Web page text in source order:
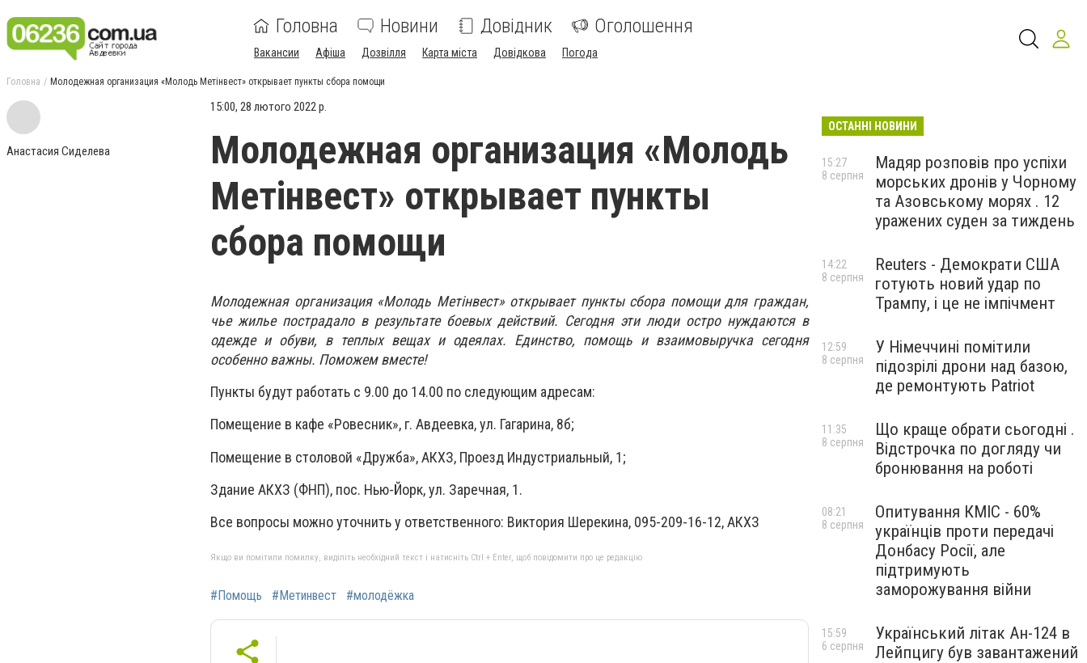
Головна Новини Довідник Оголошення
Вакансии Афіша Дозвілля Карта міста Довідкова Погода
Головна Молодежная организация «Молодь Метінвест» открывает пункты сбора помощи
Анастасия Сиделева
15:00, 28 лютого 2022 р.
Молодежная организация «Молодь
Метінвест» открывает пункты
сбора помощи
Молодежная организация «Молодь Метінвест» открывает пункты сбора помощи для граждан,
чье жилье пострадало в результате боевых действий. Сегодня эти люди остро нуждаются в
одежде и обуви, в теплых вещах и одеялах. Единство, помощь и взаимовыручка сегодня
особенно важны. Поможем вместе!
Пункты будут работать с 9.00 до 14.00 по следующим адресам:
Помещение в кафе «Ровесник», г. Авдеевка, ул. Гагарина, 8б;
Помещение в столовой «Дружба», АКХЗ, Проезд Индустриальный, 1;
Здание АКХЗ (ФНП), пос. Нью-Йорк, ул. Заречная, 1.
Все вопросы можно уточнить у ответственного: Виктория Шерекина, 095-209-16-12, АКХЗ
Якщо ви помітили помилку, виділіть необхідний текст і натисніть Ctrl + Enter, щоб повідомити про це редакцію
#Помощь #Метинвест #молодёжка
ОСТАННІ НОВИНИ
Мадяр розповів про успіхи
морських дронів у Чорному
та Азовському морях . 12
уражених суден за тиждень
15:27
8 серпня
Reuters - Демократи США
готують новий удар по
Трампу, і це не імпічмент
14:22
8 серпня
У Німеччині помітили
підозрілі дрони над базою,
де ремонтують Patriot
12:59
8 серпня
Що краще обрати сьогодні .
Відстрочка по догляду чи
бронювання на роботі
11:35
8 серпня
Опитування КМІС - 60%
українців проти передачі
Донбасу Росії, але
підтримують
заморожування війни
08:21
8 серпня
Український літак Ан-124 в
Лейпцигу був завантажений
15:59
6 серпня